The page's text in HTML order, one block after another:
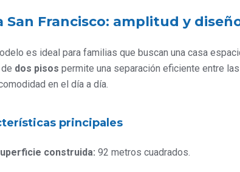
San Francisco: amplitud y
es ideal para familias que buscan una casa
dos pisos permite una separación eficiente entre
en el día a día.
principales
construida: 92 metros cuadrados.